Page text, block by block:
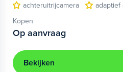
achteruitrijcamera
adaptief
Kopen
Op aanvraag
Bekijken